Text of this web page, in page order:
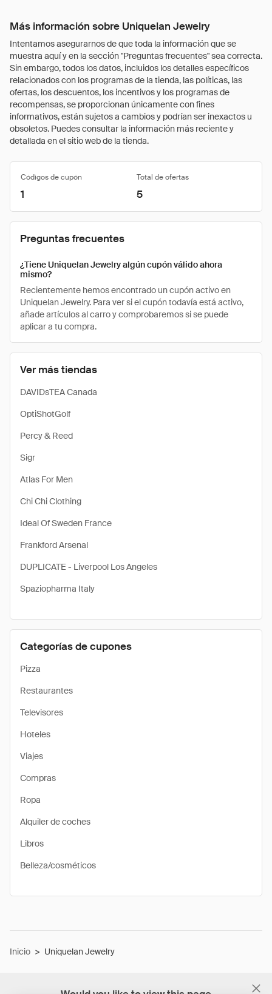
Más información sobre Uniquelan Jewelry
Intentamos asegurarnos de que toda la información que se
muestra aquí y en la sección "Preguntas frecuentes" sea correcta.
Sin embargo, todos los datos, incluidos los detalles específicos
relacionados con los programas de la tienda, las políticas, las
ofertas, los descuentos, los incentivos y los programas de
recompensas, se proporcionan únicamente con fines
informativos, están sujetos a cambios y podrían ser inexactos u
obsoletos. Puedes consultar la información más reciente y
detallada en el sitio web de la tienda.
Ver más tiendas
DAVIDsTEA Canada
OptiShotGolf
Percy & Reed
Sigr
Atlas For Men
Chi Chi Clothing
Ideal Of Sweden France
Frankford Arsenal
DUPLICATE - Liverpool Los Angeles
Spaziopharma Italy
Categorías de cupones
Pizza
Restaurantes
Televisores
Hoteles
Viajes
Compras
Ropa
Alquiler de coches
Libros
Belleza/cosméticos
Códigos de cupón Total de ofertas
1 5
Preguntas frecuentes
¿Tiene Uniquelan Jewelry algún cupón válido ahora
mismo?
Recientemente hemos encontrado un cupón activo en
Uniquelan Jewelry. Para ver si el cupón todavía está activo,
añade artículos al carro y comprobaremos si se puede
aplicar a tu compra.
Inicio > Uniquelan Jewelry